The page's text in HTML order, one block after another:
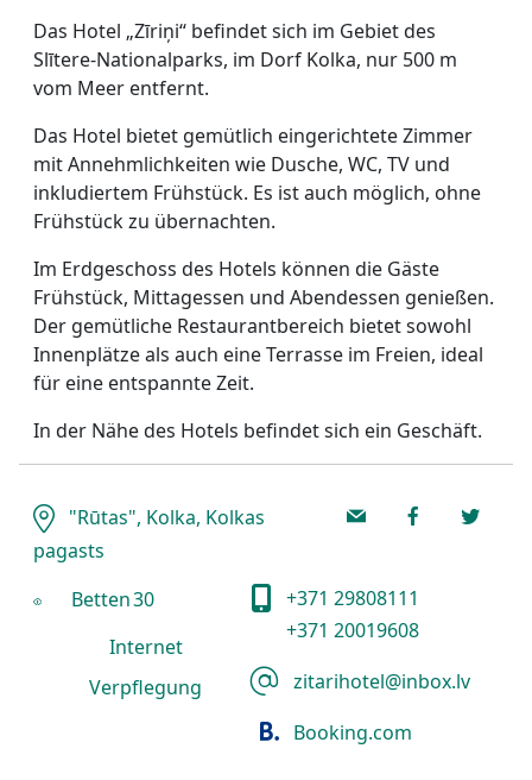
Das Hotel „Zīriņi“ befindet sich im Gebiet des
Slītere-Nationalparks, im Dorf Kolka, nur 500 m
vom Meer entfernt.
Das Hotel bietet gemütlich eingerichtete Zimmer
mit Annehmlichkeiten wie Dusche, WC, TV und
inkludiertem Frühstück. Es ist auch möglich, ohne
Frühstück zu übernachten.
Im Erdgeschoss des Hotels können die Gäste
Frühstück, Mittagessen und Abendessen genießen.
Der gemütliche Restaurantbereich bietet sowohl
Innenplätze als auch eine Terrasse im Freien, ideal
für eine entspannte Zeit.
In der Nähe des Hotels befindet sich ein Geschäft.
"Rūtas", Kolka, Kolkas
pagasts
Betten30
Internet
Verpflegung
+371 29808111
+371 20019608
zitarihotel@inbox.lv
Booking.com